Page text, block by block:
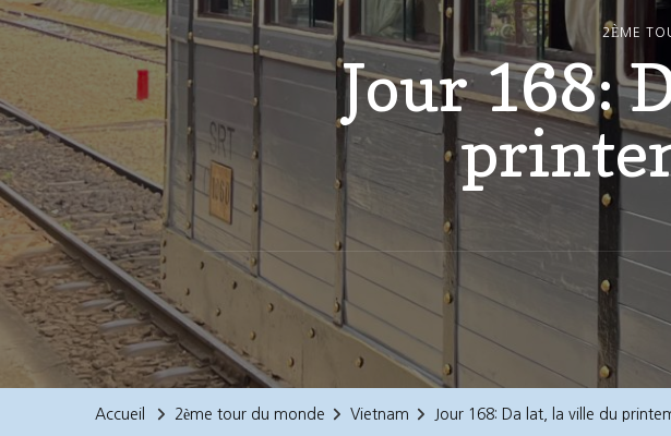
2ÈME
Jour 168:
Accueil 2ème tour du monde Vietnam Jour 168: Da lat, la ville du